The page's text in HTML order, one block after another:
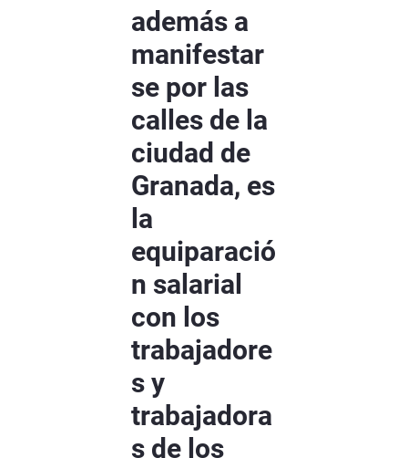
además a
manifestar
se por las
calles de la
ciudad de
Granada, es
la
equiparació
n salarial
con los
trabajadore
s y
trabajadora
s de los